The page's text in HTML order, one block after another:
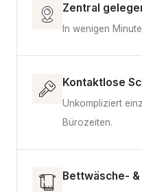
Zentral
In wenigen
Kontaktlose
Unkompliziert
Bürozeiten.
Bettwäsche-